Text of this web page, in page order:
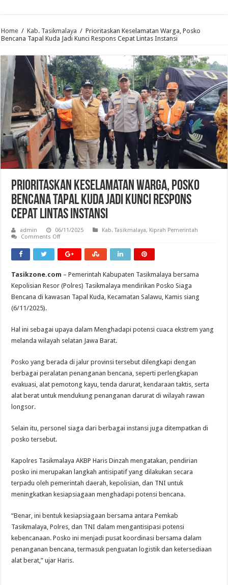
Home / Kab. Tasikmalaya / Prioritaskan Keselamatan Warga, Posko
Bencana Tapal Kuda Jadi Kunci Respons Cepat Lintas Instansi
Prioritaskan Keselamatan Warga, Posko
Bencana Tapal Kuda Jadi Kunci Respons
Cepat Lintas Instansi
admin 06/11/2025 Kab. Tasikmalaya, Kiprah Pemerintah
Comments Offon
Keselamatan
Warga,
Tapal
Kuda
Jadi
Kunci
Respons
Tasikzone.com – Pemerintah Kabupaten Tasikmalaya bersama
Kepolisian Resor (Polres) Tasikmalaya mendirikan Posko Siaga
Bencana di kawasan Tapal Kuda, Kecamatan Salawu, Kamis siang
(6/11/2025).
Hal ini sebagai upaya dalam Menghadapi potensi cuaca ekstrem yang
melanda wilayah selatan Jawa Barat.
Posko yang berada di jalur provinsi tersebut dilengkapi dengan
berbagai peralatan penanganan bencana, seperti perlengkapan
evakuasi, alat pemotong kayu, tenda darurat, kendaraan taktis, serta
alat berat untuk mendukung penanganan darurat di wilayah rawan
longsor.
Selain itu, personel siaga dari berbagai instansi juga ditempatkan di
posko tersebut.
Kapolres Tasikmalaya AKBP Haris Dinzah mengatakan, pendirian
posko ini merupakan langkah antisipatif yang dilakukan secara
terpadu oleh pemerintah daerah, kepolisian, dan TNI untuk
meningkatkan kesiapsiagaan menghadapi potensi bencana.
“Benar, ini bentuk kesiapsiagaan bersama antara Pemkab
Tasikmalaya, Polres, dan TNI dalam mengantisipasi potensi
kebencanaan. Posko ini menjadi pusat koordinasi bersama dalam
penanganan bencana, termasuk penguatan logistik dan ketersediaan
alat berat,” ujar Haris.